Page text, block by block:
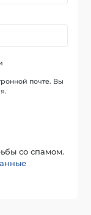
почте. Вы
со спамом.